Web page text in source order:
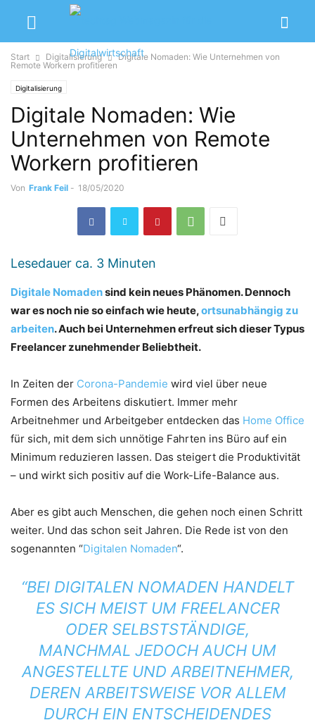
Start Digitalisierung
Digitale Nomaden: Wie Unternehmen von
Remote Workern profitieren
Digitalisierung
Digitale Nomaden: Wie
Unternehmen von Remote
Workern profitieren
Von Frank Feil - 18/05/2020
Lesedauer ca. 3 Minuten
Digitale Nomadensind kein neues Phänomen. Dennoch
war es noch nie so einfach wie heute,ortsunabhängig zu
arbeiten. Auch bei Unternehmen erfreut sich dieser Typus
Freelancerzunehmender Beliebtheit.
In Zeiten der Corona-Pandemie wird viel über neue
Formen des Arbeitens diskutiert. Immer mehr
Arbeitnehmer und Arbeitgeber entdecken das Home Office
für sich, mit dem sich unnötige Fahrten ins Büro auf ein
Minimum reduzieren lassen. Das steigert die Produktivität
– und wirkt sich positiv auf die Work-Life-Balance aus.
Aber es gibt auch Menschen, die gehen noch einen Schritt
weiter. Und das schon seit Jahren. Die Rede ist von den
sogenannten “Digitalen Nomaden“.
“BEI DIGITALEN NOMADEN HANDELT
ES SICH MEIST UM FREELANCER
ODER SELBSTSTÄNDIGE,
MANCHMAL JEDOCH AUCH UM
ANGESTELLTE UND ARBEITNEHMER,
DEREN ARBEITSWEISE VOR ALLEM
DURCH EIN ENTSCHEIDENDES